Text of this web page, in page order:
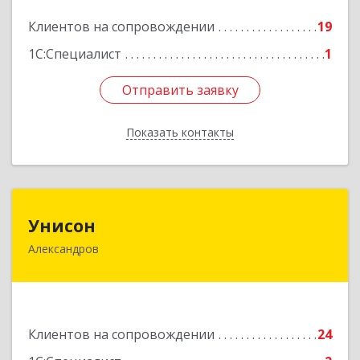
Клиентов на сопровождении
19
1С:Специалист
1
Отправить заявку
Показать контакты
Отправить заявку
Назад
Унисон
Александров
Клиентов на сопровождении
24
601650, Владимирская обл, Александровский р-
Подробнее